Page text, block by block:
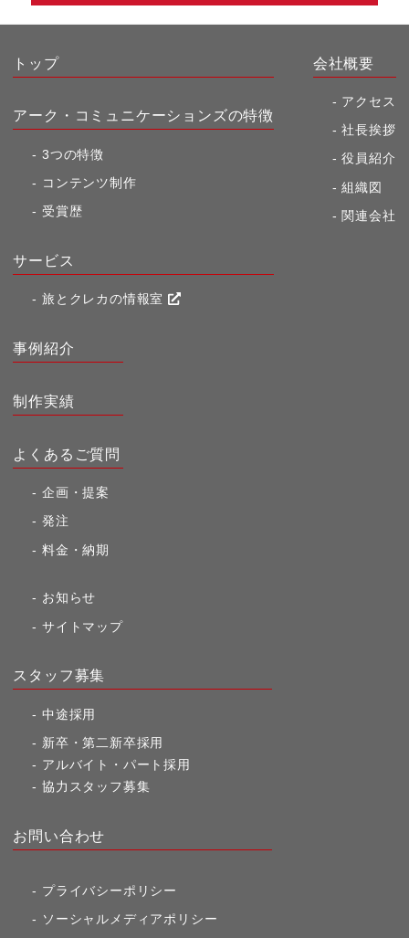
トップ
アーク・コミュニケーションズの特徴
3つの特徴
コンテンツ制作
受賞歴
サービス
旅とクレカの情報室
会社概要
アクセス
社長挨拶
役員紹介
組織図
関連会社
事例紹介
制作実績
よくあるご質問
企画・提案
発注
料金・納期
お知らせ
サイトマップ
スタッフ募集
中途採用
新卒・第二新卒採用
アルバイト・パート採用
協力スタッフ募集
お問い合わせ
プライバシーポリシー
ソーシャルメディアポリシー